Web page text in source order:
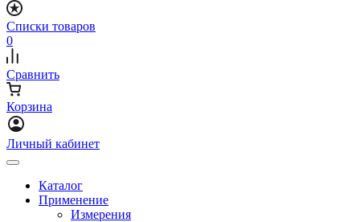
Списки товаров
0
Сравнить
Корзина
Личный кабинет
Каталог
Применение
Измерения